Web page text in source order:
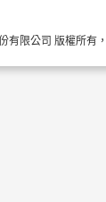
有限公司 版權所有